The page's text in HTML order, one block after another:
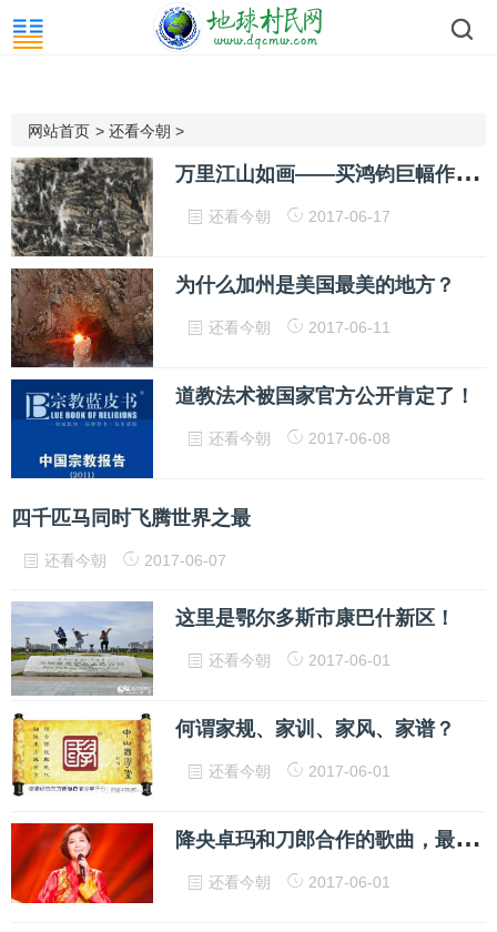
网站首页 > 还看今朝 >
万
里江山如画——买鸿钧巨幅作品介绍
还看今朝 2017-06-17
为什么加州是美国最美的地方？
还看今朝 2017-06-11
道教法术被国家官方公开肯定了！
还看今朝 2017-06-08
四千匹马同时飞腾世界之最
还看今朝 2017-06-07
这里是鄂尔多斯市康巴什新区！
还看今朝 2017-06-01
何谓家规、家训、家风、家谱？
还看今朝 2017-06-01
降
央卓玛和刀郎合作的歌曲，最好听的就是这首
还看今朝 2017-06-01